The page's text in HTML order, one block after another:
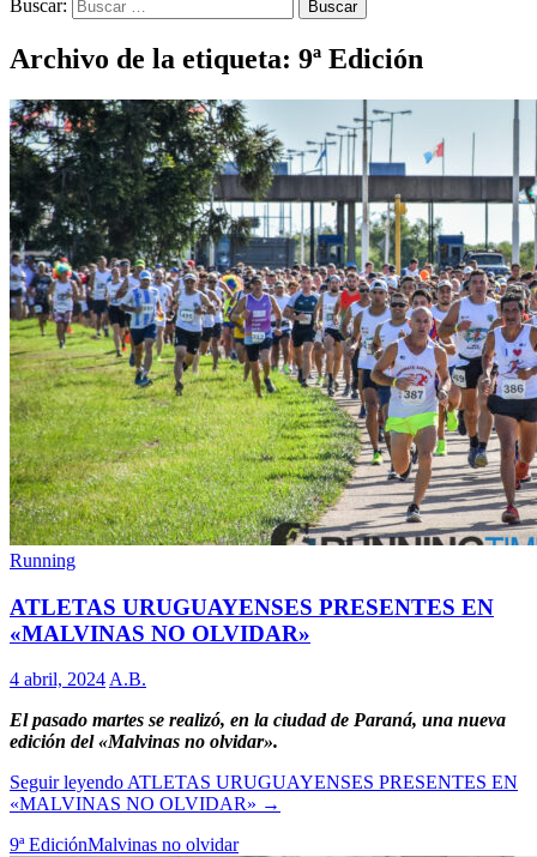
Buscar:
Archivo de la etiqueta: 9ª Edición
Running
ATLETAS URUGUAYENSES PRESENTES EN
«MALVINAS NO OLVIDAR»
4 abril, 2024 A.B.
El pasado martes se realizó, en la ciudad de Paraná, una nueva
edición del «Malvinas no olvidar».
Seguir leyendo ATLETAS URUGUAYENSES PRESENTES EN
«MALVINAS NO OLVIDAR» →
9ª EdiciónMalvinas no olvidar